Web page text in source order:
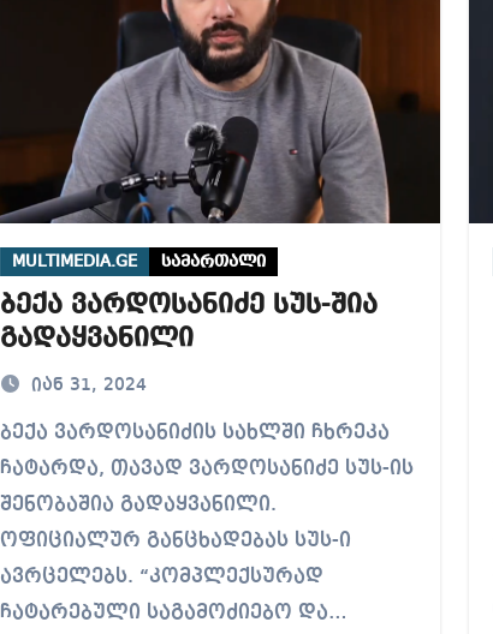
MULTIMEDIA.GE სამართალი
ბექა ვარდოსანიძე სუს-შია
გადაყვანილი
იან 31, 2024
ბექა ვარდოსანიძის სახლში ჩხრეკა
ჩატარდა, თავად ვარდოსანიძე სუს-ის
შენობაშია გადაყვანილი.
ოფიციალურ განცხადებას სუს-ი
ავრცელებს. “კომპლექსურად
ჩატარებული საგამოძიებო და…